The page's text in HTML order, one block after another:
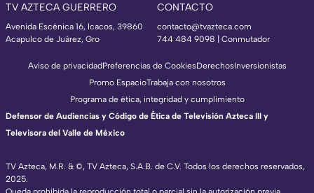
TV AZTECA GUERRERO
Avenida Escénica 16, Icacos, 39860
Acapulco de Juárez, Gro
CONTACTO
contacto@tvazteca.com
744 484 9098 | Conmutador
TV Azteca, M.R. & ©, TV Azteca, S.A.B. de C.V. Todos los derechos reservados,
2025.
Aviso de privacidadPreferencias de CookiesDerechosInversionistas
Promo EspacioTrabaja con nosotros
Programa de ética, integridad y cumplimiento
Defensor de Audiencias y Código de Ética de Televisión Azteca III y
Televisora del Valle de México